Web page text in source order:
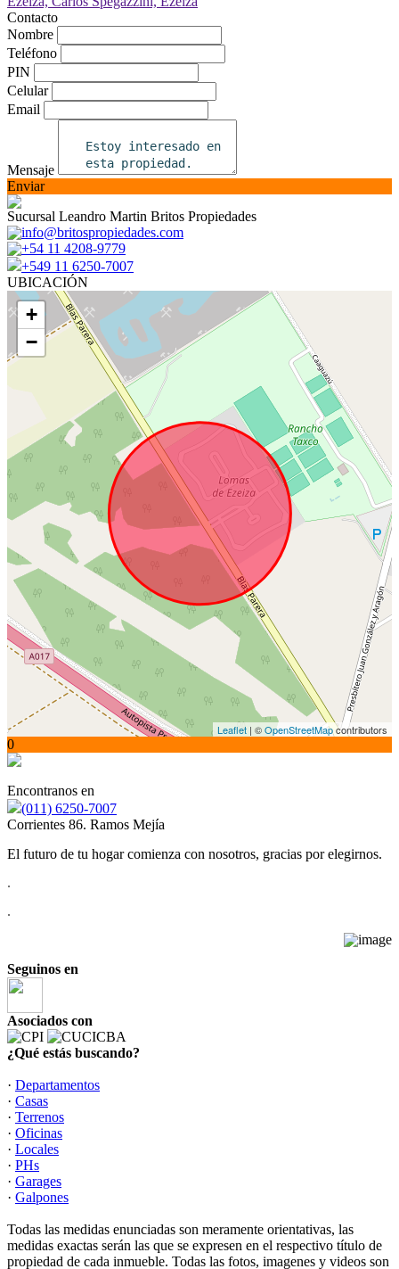
Contacto
Nombre
Teléfono
PIN
Celular
Email
Mensaje
Enviar
Sucursal Leandro Martin Britos Propiedades
info@britospropiedades.com
+54 11 4208-9779
+549 11 6250-7007
UBICACIÓN
+
−
Leaflet | ©OpenStreetMapcontributors
0
Encontranos en
(011) 6250-7007
Corrientes 86. Ramos Mejía
El futuro de tu hogar comienza con nosotros, gracias por elegirnos.
.
.
Seguinos en
Asociados con
¿Qué estás buscando?
· Departamentos
· Casas
· Terrenos
· Oficinas
· Locales
· PHs
· Garages
· Galpones
Todas las medidas enunciadas son meramente orientativas, las
medidas exactas serán las que se expresen en el respectivo título de
propiedad de cada inmueble. Todas las fotos, imagenes y videos son